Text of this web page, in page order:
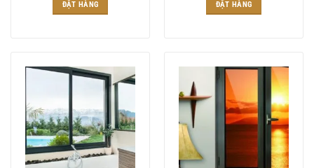
ĐẶT HÀNG ĐẶT HÀNG